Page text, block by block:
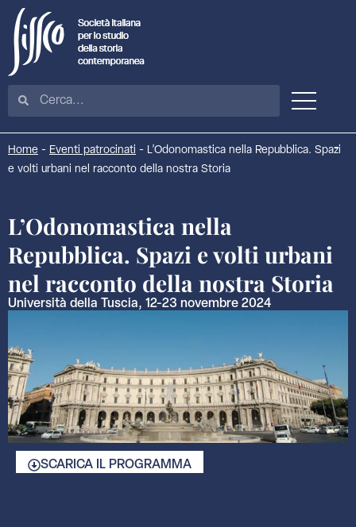
Home - Eventi patrocinati - L’Odonomastica nella Repubblica. Spazi
e volti urbani nel racconto della nostra Storia
L’Odonomastica nella
Repubblica. Spazi e volti urbani
nel racconto della nostra Storia
Università della Tuscia, 12-23 novembre 2024
SCARICA IL PROGRAMMA